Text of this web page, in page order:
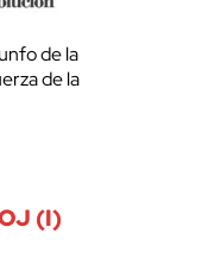
de la
de la
(I)